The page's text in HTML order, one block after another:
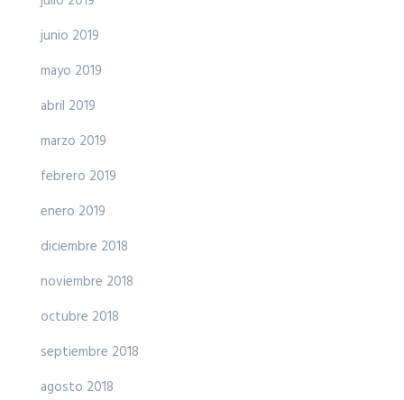
junio 2019
mayo 2019
abril 2019
marzo 2019
febrero 2019
enero 2019
diciembre 2018
noviembre 2018
octubre 2018
septiembre 2018
agosto 2018